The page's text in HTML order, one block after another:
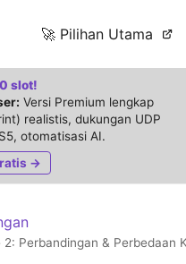
🚀 Pilihan Utama
slot!
Versi Premium lengkap
realistis, dukungan UDP
otomatisasi AI.
→
Perbandingan & Perbedaan